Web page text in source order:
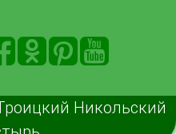
Никольский